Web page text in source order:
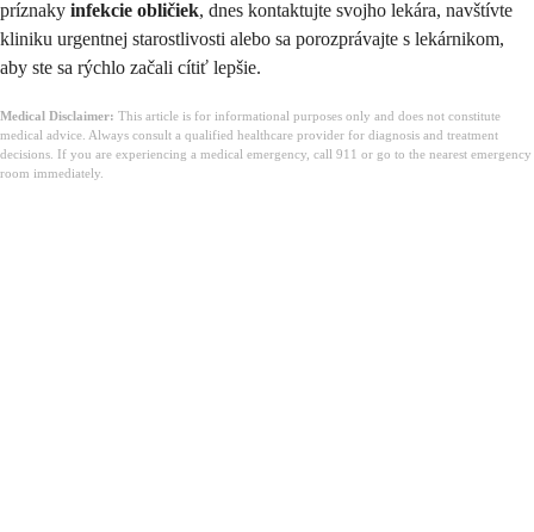
príznaky infekcie obličiek, dnes kontaktujte svojho lekára, navštívte
kliniku urgentnej starostlivosti alebo sa porozprávajte s lekárnikom,
aby ste sa rýchlo začali cítiť lepšie.
Medical Disclaimer: This article is for informational purposes only and does not constitute
medical advice. Always consult a qualified healthcare provider for diagnosis and treatment
decisions. If you are experiencing a medical emergency, call 911 or go to the nearest emergency
room immediately.